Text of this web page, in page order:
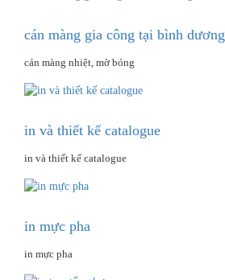
cán màng gia công tại bình dương
cán màng nhiệt, mờ bóng
in và thiết kế catalogue
in và thiết kế catalogue
in mực pha
in mực pha